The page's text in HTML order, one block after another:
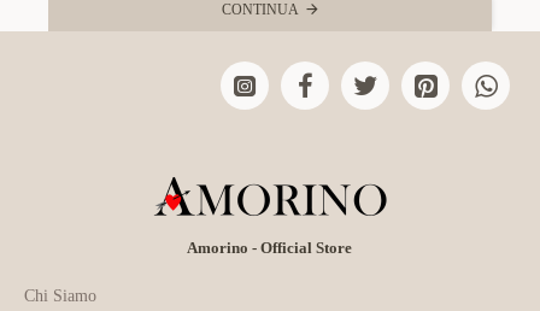
CONTINUA
Amorino - Official Store
Chi Siamo